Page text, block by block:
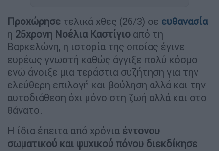
Προχώρησε τελικά χθες (26/3) σε ευθανασία
η 25χρονη Νοέλια Καστίγιο από τη
Βαρκελώνη, η ιστορία της οποίας έγινε
ευρέως γνωστή καθώς άγγιξε πολύ κόσμο
ενώ άνοιξε μια τεράστια συζήτηση για την
ελεύθερη επιλογή και βούληση αλλά και την
αυτοδιάθεση όχι μόνο στη ζωή αλλά και στο
θάνατο.
Η ίδια έπειτα από χρόνια έντονου
σωματικού και ψυχικού πόνου διεκδίκησε